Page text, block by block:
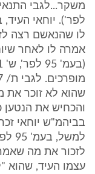
לפר'). יוחאי
לו שהנאשם רצה
אמרה לו לאחר
שהוא לא זוכר את
בביהמ"ש יוחאי
לזכור את מה
עצמו העיד, שהוא